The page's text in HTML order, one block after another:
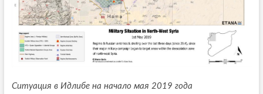
Ситуация в Идлибе на начало мая 2019 года